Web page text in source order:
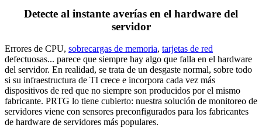
Detecte al instante averías en el hardware del
servidor
Errores de CPU, sobrecargas de memoria, tarjetas de red
defectuosas... parece que siempre hay algo que falla en el hardware
del servidor. En realidad, se trata de un desgaste normal, sobre todo
si su infraestructura de TI crece e incorpora cada vez más
dispositivos de red que no siempre son producidos por el mismo
fabricante. PRTG lo tiene cubierto: nuestra solución de monitoreo de
servidores viene con sensores preconfigurados para los fabricantes
de hardware de servidores más populares.